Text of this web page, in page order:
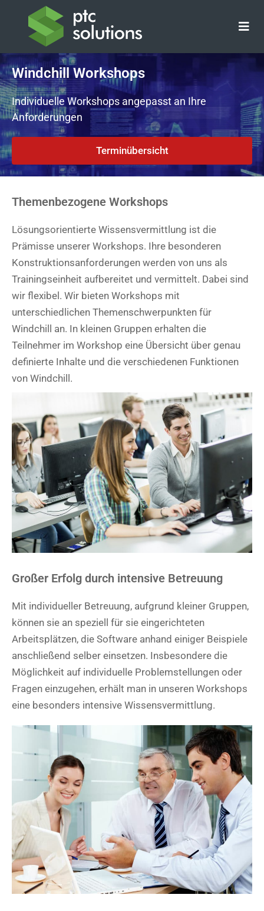
springen
Windchill Workshops
Individuelle Workshops angepasst an Ihre
Anforderungen
Terminübersicht
Themenbezogene Workshops
Lösungsorientierte Wissensvermittlung ist die
Prämisse unserer Workshops. Ihre besonderen
Konstruktionsanforderungen werden von uns als
Trainingseinheit aufbereitet und vermittelt. Dabei sind
wir flexibel. Wir bieten Workshops mit
unterschiedlichen Themenschwerpunkten für
Windchill an. In kleinen Gruppen erhalten die
Teilnehmer im Workshop eine Übersicht über genau
definierte Inhalte und die verschiedenen Funktionen
von Windchill.
Großer Erfolg durch intensive Betreuung
Mit individueller Betreuung, aufgrund kleiner Gruppen,
können sie an speziell für sie eingerichteten
Arbeitsplätzen, die Software anhand einiger Beispiele
anschließend selber einsetzen. Insbesondere die
Möglichkeit auf individuelle Problemstellungen oder
Fragen einzugehen, erhält man in unseren Workshops
eine besonders intensive Wissensvermittlung.